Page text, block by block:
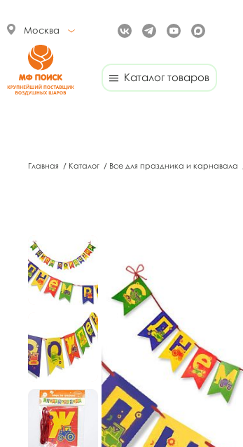
Москва
Каталог товаров
Главная / Каталог / Все для праздника и карнавала